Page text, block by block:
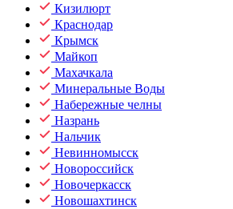
Кизилюрт
Краснодар
Крымск
Майкоп
Махачкала
Минеральные Воды
Набережные челны
Назрань
Нальчик
Невинномысск
Новороссийск
Новочеркасск
Новошахтинск